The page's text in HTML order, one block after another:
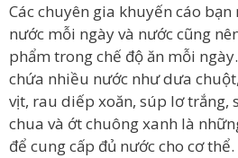
Các chuyên gia khuyến cáo
nước mỗi ngày và nước cũng
phẩm trong chế độ ăn mỗi
chứa nhiều nước như dưa
vịt, rau diếp xoăn, súp lơ trắng,
chua và ớt chuông xanh là
để cung cấp đủ nước cho cơ thể.